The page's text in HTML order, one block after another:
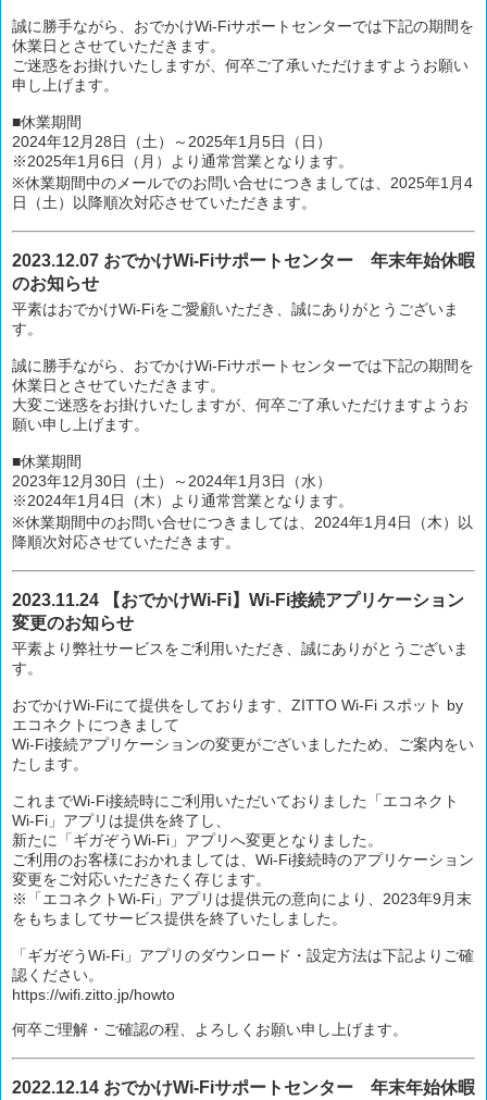
誠に勝手ながら、おでかけWi-Fiサポートセンターでは下記の期間を
休業日とさせていただきます。
ご迷惑をお掛けいたしますが、何卒ご了承いただけますようお願い
申し上げます。
■休業期間
2024年12月28日（土）～2025年1月5日（日）
※2025年1月6日（月）より通常営業となります。
※休業期間中のメールでのお問い合せにつきましては、2025年1月4
日（土）以降順次対応させていただきます。
2023.12.07 おでかけWi-Fiサポートセンター 年末年始休暇
のお知らせ
平素はおでかけWi-Fiをご愛顧いただき、誠にありがとうございま
す。
誠に勝手ながら、おでかけWi-Fiサポートセンターでは下記の期間を
休業日とさせていただきます。
大変ご迷惑をお掛けいたしますが、何卒ご了承いただけますようお
願い申し上げます。
■休業期間
2023年12月30日（土）～2024年1月3日（水）
※2024年1月4日（木）より通常営業となります。
※休業期間中のお問い合せにつきましては、2024年1月4日（木）以
降順次対応させていただきます。
2023.11.24 【おでかけWi-Fi】Wi-Fi接続アプリケーション
変更のお知らせ
平素より弊社サービスをご利用いただき、誠にありがとうございま
す。
おでかけWi-Fiにて提供をしております、ZITTO Wi-Fi スポット by
エコネクトにつきまして
Wi-Fi接続アプリケーションの変更がございましたため、ご案内をい
たします。
これまでWi-Fi接続時にご利用いただいておりました「エコネクト
Wi-Fi」アプリは提供を終了し、
新たに「ギガぞうWi-Fi」アプリへ変更となりました。
ご利用のお客様におかれましては、Wi-Fi接続時のアプリケーション
変更をご対応いただきたく存じます。
※「エコネクトWi-Fi」アプリは提供元の意向により、2023年9月末
をもちましてサービス提供を終了いたしました。
「ギガぞうWi-Fi」アプリのダウンロード・設定方法は下記よりご確
認ください。
https://wifi.zitto.jp/howto
何卒ご理解・ご確認の程、よろしくお願い申し上げます。
2022.12.14 おでかけWi-Fiサポートセンター 年末年始休暇